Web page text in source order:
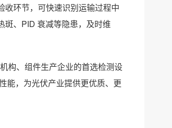
收环节，可快速识别运输过程中
斑、PID 衰减等隐患，及时维
构、组件生产企业的首选检测设
能，为光伏产业提供更优质、更